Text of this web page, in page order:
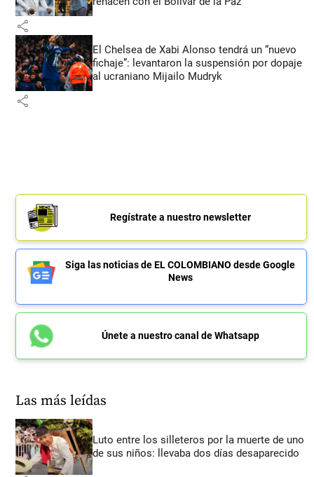
share
El Chelsea de Xabi Alonso tendrá un “nuevo
fichaje”: levantaron la suspensión por dopaje
al ucraniano Mijailo Mudryk
share
Regístrate a nuestro newsletter
Siga las noticias de EL COLOMBIANO desde Google
News
Únete a nuestro canal de Whatsapp
Las más leídas
Luto entre los silleteros por la muerte de uno
de sus niños: llevaba dos días desaparecido